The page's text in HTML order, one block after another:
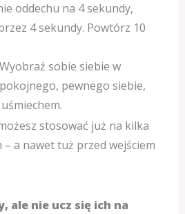
oddechu na 4 sekundy,
4 sekundy. Powtórz 10
sobie siebie w
pewnego siebie,
stosować już na kilka
a nawet tuż przed wejściem
ale nie ucz się ich na